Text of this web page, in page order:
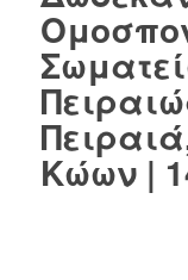
Κώων |